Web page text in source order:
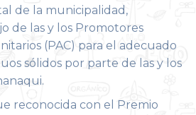
de la municipalidad,
de las y los Promotores
(PAC) para el adecuado
sólidos por parte de las y los
reconocida con el Premio